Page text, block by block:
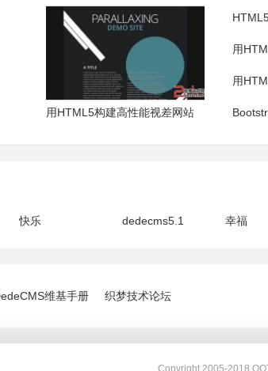
用HTML5构建高性能视差网站
用
用
快乐 dedecms5.1 幸福
维基手册 织梦技术论坛
Copyright 2005-2018